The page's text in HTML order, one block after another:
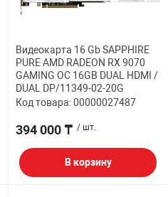
Видеокарта 16 Gb SAPPHIRE
PURE AMD RADEON RX 9070
GAMING OC 16GB DUAL HDMI /
DUAL DP/11349-02-20G
Код товара: 00000027487
394 000 ₸ / шт.
В корзину